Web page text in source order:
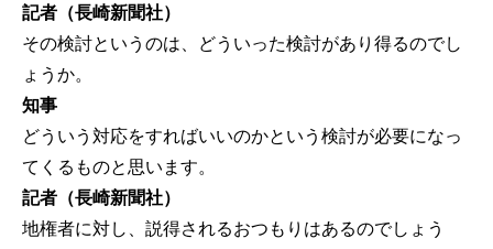
記者（長崎新聞社）
その検討というのは、どういった検討があり得るのでし
ょうか。
知事
どういう対応をすればいいのかという検討が必要になっ
てくるものと思います。
記者（長崎新聞社）
地権者に対し、説得されるおつもりはあるのでしょう